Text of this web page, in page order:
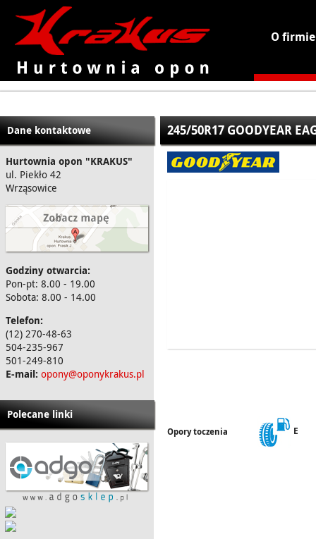
KRAKUS - hurtownia opon
O firmie
Dane kontaktowe
Hurtownia opon "KRAKUS"
ul. Piekło 42
Wrząsowice
Godziny otwarcia:
Pon-pt: 8.00 - 19.00
Sobota: 8.00 - 14.00
Telefon:
(12) 270-48-63
504-235-967
501-249-810
E-mail: opony@oponykrakus.pl
Polecane linki
245/50R17 GOODYEAR
Opory toczenia E